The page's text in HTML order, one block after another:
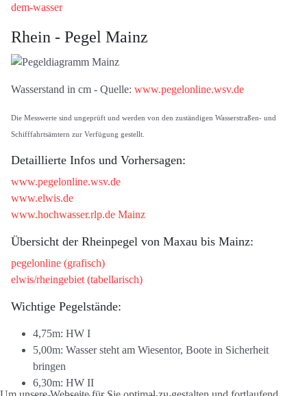
dem-wasser
Rhein - Pegel Mainz
Wasserstand in cm - Quelle: www.pegelonline.wsv.de
Die Messwerte sind ungeprüft und werden von den zuständigen Wasserstraßen- und
Schifffahrtsämtern zur Verfügung gestellt.
Detaillierte Infos und Vorhersagen:
www.pegelonline.wsv.de
www.elwis.de
www.hochwasser.rlp.de Mainz
Übersicht der Rheinpegel von Maxau bis Mainz:
pegelonline (grafisch)
elwis/rheingebiet (tabellarisch)
Wichtige Pegelstände:
4,75m: HW I
5,00m: Wasser steht am Wiesentor, Boote in Sicherheit
bringen
6,30m: HW II